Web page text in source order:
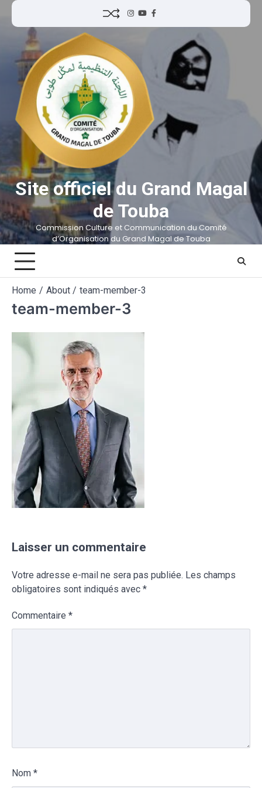
Site officiel du Grand Magal
de Touba
Commission Culture et Communication du Comité
d’Organisation du Grand Magal de Touba
Home About team-member-3
team-member-3
Laisser un commentaire
Votre adresse e-mail ne sera pas publiée. Les champs
obligatoires sont indiqués avec *
Commentaire *
Nom *